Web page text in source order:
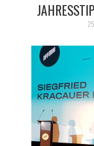
FESTIVALPREISE
WOCHE DER KRITIK